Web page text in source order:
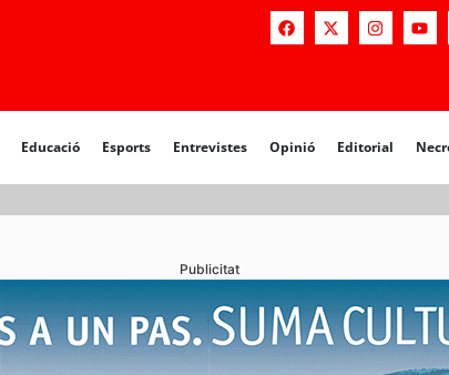
Educació Esports Entrevistes Opinió Editorial
Opinió Editorial
Publicitat